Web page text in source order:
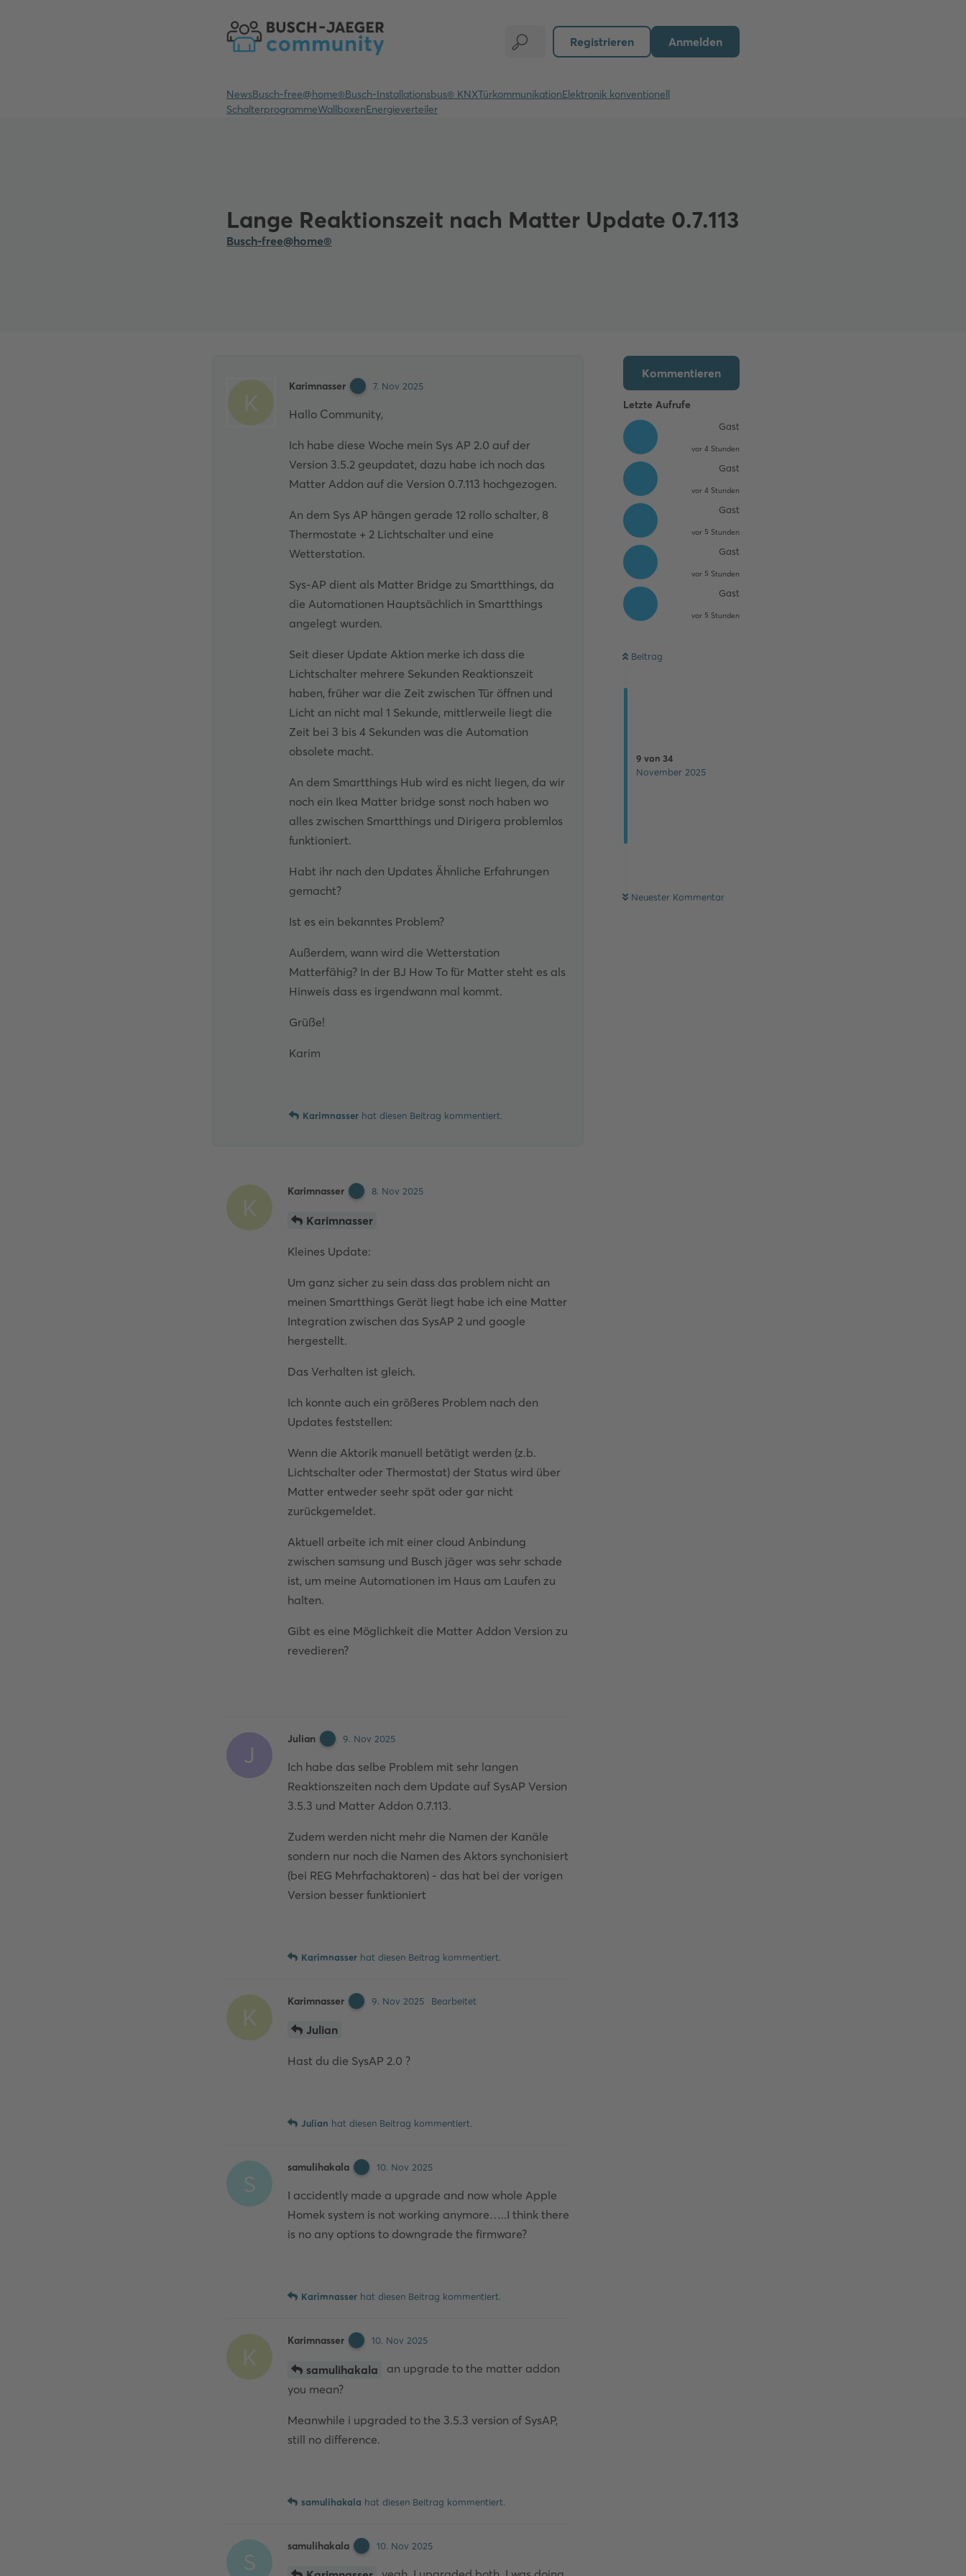
Registrieren Anmelden
NewsBusch-free@home®Busch-Installationsbus® KNXTürkommunikationElektronik konventionell
SchalterprogrammeWallboxenEnergieverteiler
Busch-free@home®
Lange Reaktionszeit nach Matter Update 0.7.113
Kommentieren
Letzte Aufrufe
Gast
vor 4 Stunden
Gast
vor 4 Stunden
Gast
vor 5 Stunden
Gast
vor 5 Stunden
Gast
vor 5 Stunden
Beitrag
9 von 34
November 2025
Neuester Kommentar
K
Karimnasser 7. Nov 2025
Hallo Community,
Ich habe diese Woche mein Sys AP 2.0 auf der
Version 3.5.2 geupdatet, dazu habe ich noch das
Matter Addon auf die Version 0.7.113 hochgezogen.
An dem Sys AP hängen gerade 12 rollo schalter, 8
Thermostate + 2 Lichtschalter und eine
Wetterstation.
Sys-AP dient als Matter Bridge zu Smartthings, da
die Automationen Hauptsächlich in Smartthings
angelegt wurden.
Seit dieser Update Aktion merke ich dass die
Lichtschalter mehrere Sekunden Reaktionszeit
haben, früher war die Zeit zwischen Tür öffnen und
Licht an nicht mal 1 Sekunde, mittlerweile liegt die
Zeit bei 3 bis 4 Sekunden was die Automation
obsolete macht.
An dem Smartthings Hub wird es nicht liegen, da wir
noch ein Ikea Matter bridge sonst noch haben wo
alles zwischen Smartthings und Dirigera problemlos
funktioniert.
Habt ihr nach den Updates Ähnliche Erfahrungen
gemacht?
Ist es ein bekanntes Problem?
Außerdem, wann wird die Wetterstation
Matterfähig? In der BJ How To für Matter steht es als
Hinweis dass es irgendwann mal kommt.
Grüße!
Karim
Karimnasser hat diesen Beitrag kommentiert.
K
Karimnasser 8. Nov 2025
Karimnasser
Kleines Update:
Um ganz sicher zu sein dass das problem nicht an
meinen Smartthings Gerät liegt habe ich eine Matter
Integration zwischen das SysAP 2 und google
hergestellt.
Das Verhalten ist gleich.
Ich konnte auch ein größeres Problem nach den
Updates feststellen:
Wenn die Aktorik manuell betätigt werden (z.b.
Lichtschalter oder Thermostat) der Status wird über
Matter entweder seehr spät oder gar nicht
zurückgemeldet.
Aktuell arbeite ich mit einer cloud Anbindung
zwischen samsung und Busch jäger was sehr schade
ist, um meine Automationen im Haus am Laufen zu
halten.
Gibt es eine Möglichkeit die Matter Addon Version zu
revedieren?
J
Julian 9. Nov 2025
Ich habe das selbe Problem mit sehr langen
Reaktionszeiten nach dem Update auf SysAP Version
3.5.3 und Matter Addon 0.7.113.
Zudem werden nicht mehr die Namen der Kanäle
sondern nur noch die Namen des Aktors synchonisiert
(bei REG Mehrfachaktoren) - das hat bei der vorigen
Version besser funktioniert
Karimnasser hat diesen Beitrag kommentiert.
K
Karimnasser 9. Nov 2025 Bearbeitet
Julian
Hast du die SysAP 2.0 ?
Julian hat diesen Beitrag kommentiert.
S
samulihakala 10. Nov 2025
I accidently made a upgrade and now whole Apple
Homek system is not working anymore…..I think there
is no any options to downgrade the firmware?
Karimnasser hat diesen Beitrag kommentiert.
K
Karimnasser 10. Nov 2025
samulihakala
an upgrade to the matter addon
you mean?
Meanwhile i upgraded to the 3.5.3 version of SysAP,
still no difference.
samulihakala hat diesen Beitrag kommentiert.
S
samulihakala 10. Nov 2025